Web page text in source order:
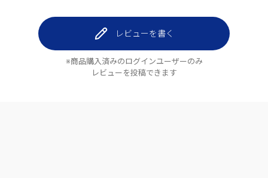
レビューを書く
※商品購入済みのログインユーザーのみ
レビューを投稿できます